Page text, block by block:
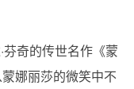
奇的传世名作《蒙
娜丽莎的微笑中不